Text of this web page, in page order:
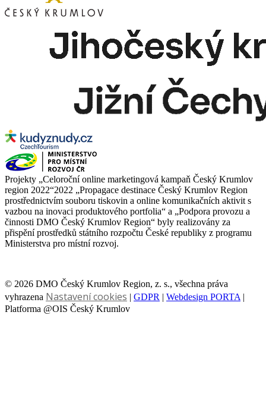
Projekty „Celoroční online marketingová kampaň Český Krumlov
region 2022“2022 „Propagace destinace Český Krumlov Region
prostřednictvím souboru tiskovin a online komunikačních aktivit s
vazbou na inovaci produktového portfolia“ a „Podpora provozu a
činnosti DMO Český Krumlov Region“ byly realizovány za
přispění prostředků státního rozpočtu České republiky z programu
Ministerstva pro místní rozvoj.
© 2026 DMO Český Krumlov Region, z. s., všechna práva
vyhrazena Nastavení cookies | GDPR | Webdesign PORTA |
Platforma @OIS Český Krumlov